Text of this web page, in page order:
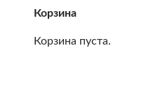
Корзина
Корзина пуста.